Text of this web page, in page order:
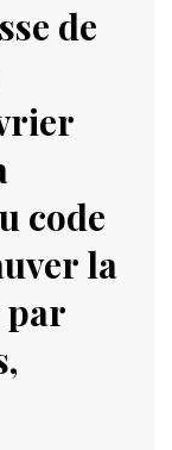
de
code
la
par